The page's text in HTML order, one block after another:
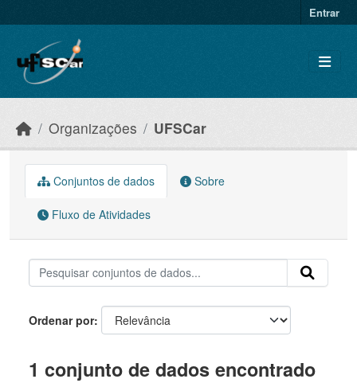
Entrar
Organizações UFSCar
Conjuntos de dados Sobre
Fluxo de Atividades
Ordenar por
1 conjunto de dados encontrado